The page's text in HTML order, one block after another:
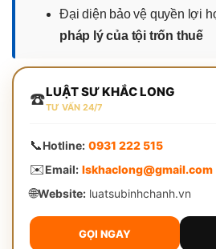
Đại diện bảo vệ quyền lợi
pháp lý của tội trốn thuế
☎️LUẬT SƯ KHẮC LONG
TƯ VẤN 24/7
📞Hotline: 0931 222 515
✉️Email: lskhaclong@gmail.com
🌐Website:luatsubinhchanh.vn
GỌI NGAY